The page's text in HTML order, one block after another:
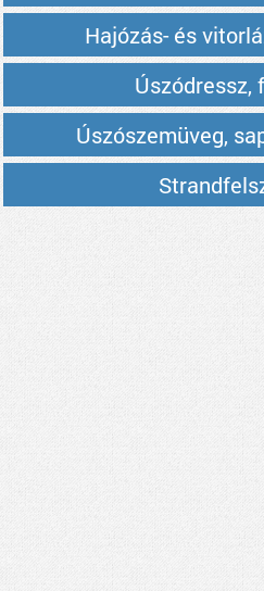
Hajózás- és
Úszódressz,
Úszószemüveg,